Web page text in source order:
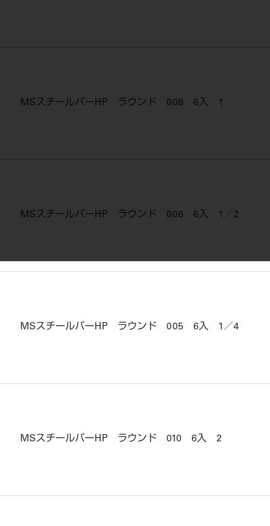
MSスチールバーHP ラウンド 008 6入 1
MSスチールバーHP ラウンド 006 6入 1／2
MSスチールバーHP ラウンド 005 6入 1／4
MSスチールバーHP ラウンド 010 6入 2